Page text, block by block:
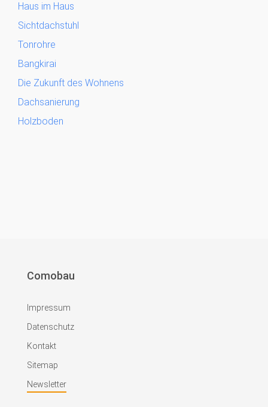
Haus im Haus
Sichtdachstuhl
Tonrohre
Bangkirai
Die Zukunft des Wohnens
Dachsanierung
Holzboden
Comobau
Impressum
Datenschutz
Kontakt
Sitemap
Newsletter